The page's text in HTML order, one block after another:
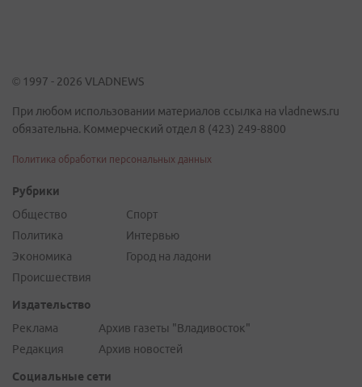
© 1997 - 2026 VLADNEWS
При любом использовании материалов ссылка на vladnews.ru
обязательна. Коммерческий отдел 8 (423) 249-8800
Политика обработки персональных данных
Рубрики
Общество
Политика
Экономика
Происшествия
Спорт
Интервью
Город на ладони
Издательство
Реклама
Редакция
Архив газеты "Владивосток"
Архив новостей
Социальные сети